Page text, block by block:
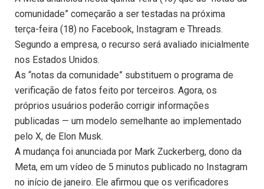
comunidade” começarão a ser testadas na próxima
terça-feira (18) no Facebook, Instagram e Threads.
Segundo a empresa, o recurso será avaliado inicialmente
nos Estados Unidos.
As “notas da comunidade” substituem o programa de
verificação de fatos feito por terceiros. Agora, os
próprios usuários poderão corrigir informações
publicadas — um modelo semelhante ao implementado
pelo X, de Elon Musk.
A mudança foi anunciada por Mark Zuckerberg, dono da
Meta, em um vídeo de 5 minutos publicado no Instagram
no início de janeiro. Ele afirmou que os verificadores